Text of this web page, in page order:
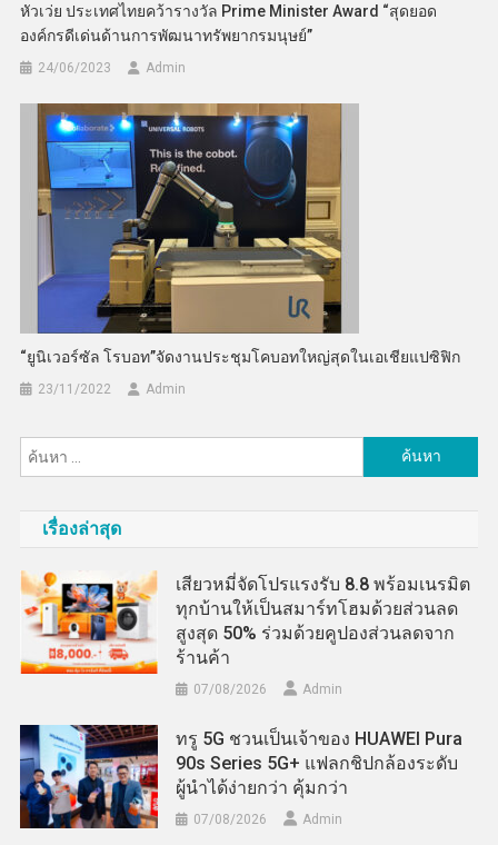
หัวเว่ย ประเทศไทยคว้ารางวัล Prime Minister Award “สุดยอด
องค์กรดีเด่นด้านการพัฒนาทรัพยากรมนุษย์”
24/06/2023 Admin
“ยูนิเวอร์ซัล โรบอท”จัดงานประชุมโคบอทใหญ่สุดในเอเชียแปซิฟิก
23/11/2022 Admin
สำหรับ:
เรื่องล่าสุด
เสียวหมี่จัดโปรแรงรับ 8.8 พร้อมเนรมิต
ทุกบ้านให้เป็นสมาร์ทโฮมด้วยส่วนลด
สูงสุด 50% ร่วมด้วยคูปองส่วนลดจาก
ร้านค้า
07/08/2026 Admin
ทรู 5G ชวนเป็นเจ้าของ HUAWEI Pura
90s Series 5G+ แฟลกชิปกล้องระดับ
ผู้นำได้ง่ายกว่า คุ้มกว่า
07/08/2026 Admin